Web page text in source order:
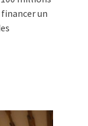
un